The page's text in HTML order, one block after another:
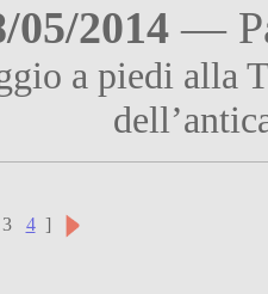
05/2014 —
a piedi alla
4]